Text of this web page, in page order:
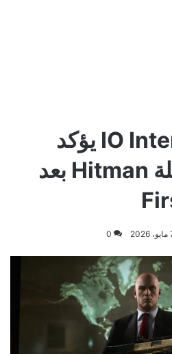
فريق IO Interactive يؤكد
استمرار سلسلة Hitman بعد
0